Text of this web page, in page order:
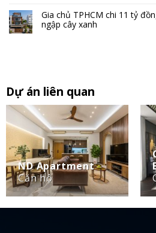
Gia chủ TPHCM chi 11 tỷ
ngập cây xanh
Dự án liên quan
ND Apartment
Căn hộ